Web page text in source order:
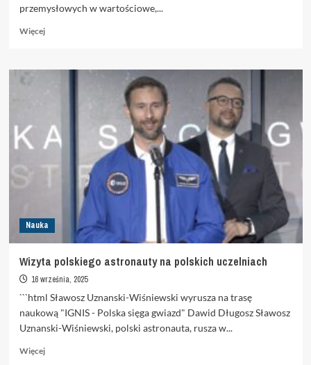
przemysłowych w wartościowe,...
WięcejDowiedz
o
wytwarzany
z
codziennych
Nauka
Wizyta polskiego astronauty na polskich uczelniach
16 września, 2025
```html Sławosz Uznanski-Wiśniewski wyrusza na trasę
naukową "IGNIS - Polska sięga gwiazd" Dawid Długosz Sławosz
Uznanski-Wiśniewski, polski astronauta, rusza w...
WięcejDowiedz